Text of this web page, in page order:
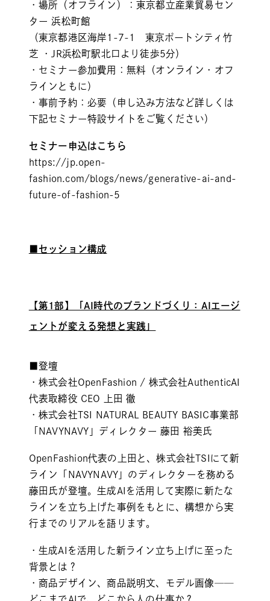
・場所（オフライン）：東京都立産業貿易セン
ター 浜松町館
（東京都港区海岸1-7-1 東京ポートシティ竹
芝 ・JR浜松町駅北口より徒歩5分）
・セミナー参加費用：無料（オンライン・オフ
ラインともに）
・事前予約：必要（申し込み方法など詳しくは
下記セミナー特設サイトをご覧ください）
セミナー申込はこちら
https://jp.open-
fashion.com/blogs/news/generative-ai-and-
future-of-fashion-5
■セッション構成
【第1部】「AI時代のブランドづくり：AIエージ
ェントが変える発想と実践」
■登壇
・株式会社OpenFashion / 株式会社AuthenticAI
代表取締役 CEO 上田 徹
・株式会社TSI NATURAL BEAUTY BASIC事業部
「NAVYNAVY」ディレクター 藤田 裕美氏
OpenFashion代表の上田と、株式会社TSIにて新
ライン「NAVYNAVY」のディレクターを務める
藤田氏が登壇。生成AIを活用して実際に新たな
ラインを立ち上げた事例をもとに、構想から実
行までのリアルを語ります。
・生成AIを活用した新ライン立ち上げに至った
背景とは？
・商品デザイン、商品説明文、モデル画像──
どこまでAIで、どこから人の仕事か？